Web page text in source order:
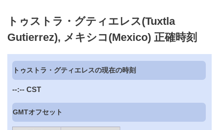
トゥストラ・グティエレス(Tuxtla
Gutierrez), メキシコ(Mexico) 正確時刻
トゥストラ・グティエレスの現在の時刻
--:-- CST
GMTオフセット